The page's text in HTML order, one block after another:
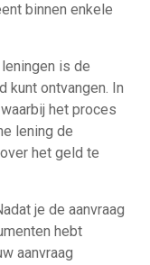
binnen enkele
is de
kunt ontvangen. In
het proces
lening de
het geld te
je de aanvraag
hebt
aanvraag